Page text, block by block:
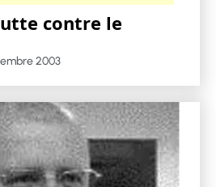
contre le
2003